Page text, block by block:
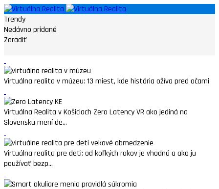
Trendy
Nedávno pridané
Zoradiť
Virtuálna realita v múzeu: 13 miest, kde história ožíva pred očami
Virtuálna Realita v Košiciach Zero Latency VR ako jediná na
Slovensku mení de...
Virtuálna realita pre deti: od koľkých rokov je vhodná a ako ju
používať bezp...